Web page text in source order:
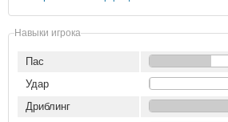
Навыки игрока
Пас
Удар
Дриблинг